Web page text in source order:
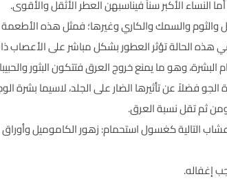
التالية كغسول استحمام: زهور الكاموميل